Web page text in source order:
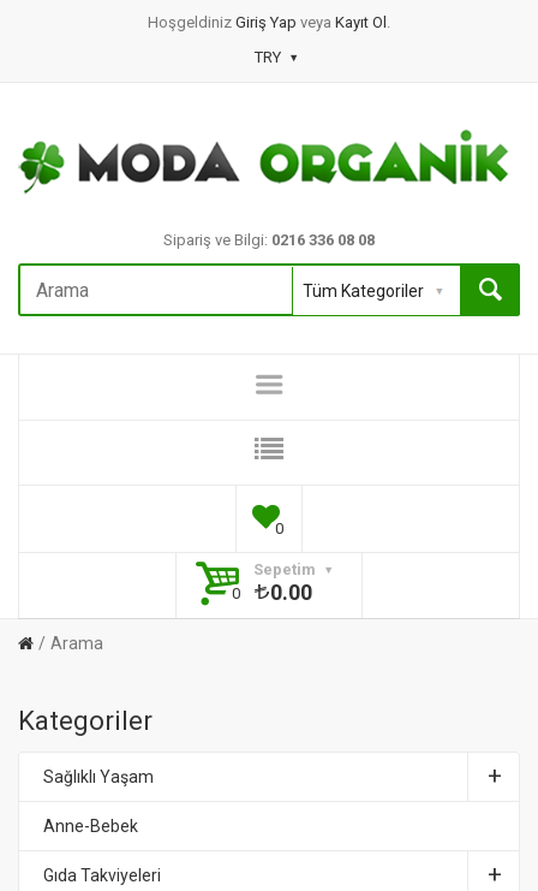
Hoşgeldiniz Giriş Yap veya Kayıt Ol .
TRY
Sipariş ve Bilgi: 0216 336 08 08
0
Sepetim
0
0.00
Arama
Kategoriler
Sağlıklı Yaşam
Anne-Bebek
Gıda Takviyeleri